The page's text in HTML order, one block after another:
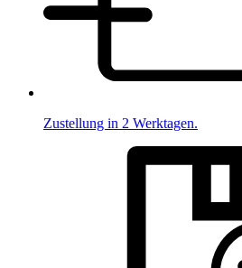
Zustellung in 2 Werktagen.